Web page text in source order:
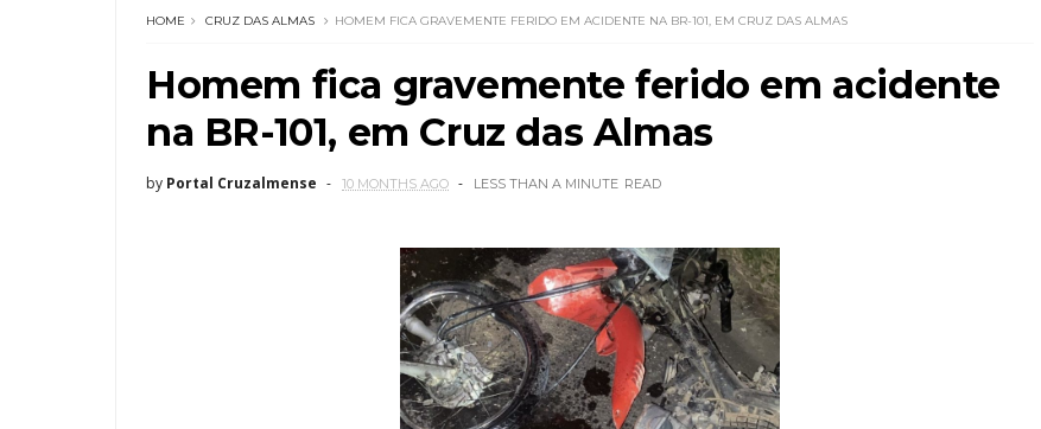
HOME CRUZ DAS ALMAS HOMEM FICA GRAVEMENTE FERIDO EM ACIDENTE NA BR-101, EM CRUZ DAS ALMAS
Homem fica gravemente ferido em acidente
na BR-101, em Cruz das Almas
by Portal Cruzalmense 10 MONTHS AGO LESS THAN A MINUTE READ